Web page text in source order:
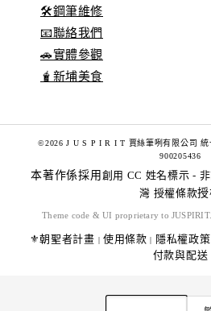
🛠️鋼筆維修
📧聯絡我們
🚗實體參觀
🧋新埔美食
©2026 J U S P I R I T 賈絲筆咧有限公司 統
900205436
本著作係採用 創用 CC 姓名標示 -
灣 授權條款授
Theme code & UI proprietary to
⚜️朝聖者計畫 | 使用條款 | 隱私權政策
付款與配送